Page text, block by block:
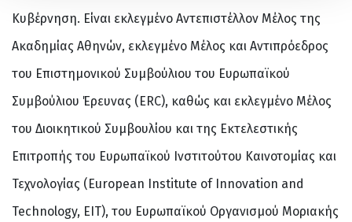
Κυβέρνηση. Είναι εκλεγμένο Αντεπιστέλλον Μέλος της
Ακαδημίας Αθηνών, εκλεγμένο Μέλος και Αντιπρόεδρος
του Επιστημονικού Συμβούλιου του Ευρωπαϊκού
Συμβούλιου Έρευνας (ERC), καθώς και εκλεγμένο Μέλος
του Διοικητικού Συμβουλίου και της Εκτελεστικής
Επιτροπής του Ευρωπαϊκού Ινστιτούτου Καινοτομίας και
Τεχνολογίας (European Institute of Innovation and
Technology, EIT), του Ευρωπαϊκού Οργανισμού Μοριακής